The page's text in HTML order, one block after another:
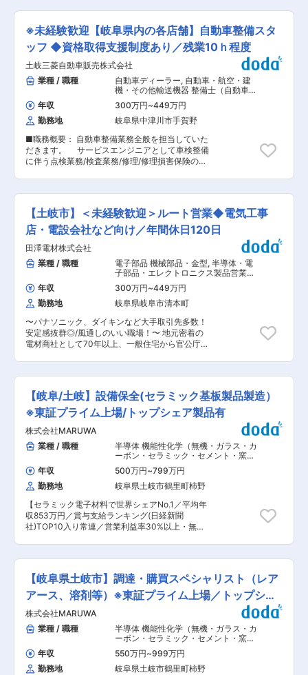
的であり、 25年度設備投資額は 24年度約78億
円 → 25年度約150〜200億円の予定となって
おります。 ◇技術力 素材の開発から製造までを
一貫して行っており、他社にはない高い技術力が
強みです。 MARUWAのセラミックス部品は他社
製品よりも高い熱耐性を持っており、次世代通
信‘5G’‘6G’、EV（電気自動車）、半導体など次世
代を担う多くの業界に重宝されています。また難
易度の高いオーダーにも応えられる技術力から、
利益率は30%超えと高い利益率を誇っています。
◇社員を大切にする風土 快適なオフィス環境：開
放的なフリースペース／ビュッフェスタイルのカ
フェ／個別ブースの設置／フリーアドレス制導入
元：賞与支給ランキング(日経新聞社)…2024年夏
11位→2024年冬6位→2025年夏8位
KDDI一次代理店／東海・関東で約90店舗展開の
成長企業 ★ノルマなし！ビジネスマナーから学び
直せる◎今後役に立つ知識や営業・対人スキル身
につく ★平均年齢30.7歳！若手中心で相談がし
やすいフラットな職場◎突発的な出勤などもない
ので安心◎ ■職務内容： auショップでご来店さ
れたお客様に対する接客・受付をお任せ致します
■具体的には： ・料金収納手続き ・料金プラン
変更 ・機種変更 ・新規契約 ・故障対応 店内のレ
イアウトやPOPもみんなで企画したりしていま
す。 ■働き方： 休日の制度がしっかりしている
ため、毎月9〜11日間の休日が確保されておりま
す。 毎月3日間は、好きな日を指定出来る「希望
休」制度もあり、土日や連続での希望を出すこと
も可能。 ・年休120日＋リフレッシュ休暇(5連休)
＋月1回の有給取得推奨で年間130日以上の休みは
務など応相談） ・2連休・3連休も取得できます
・2ヶ月前に申請すれば10日間以上の長期連休も
取得できます ■評価制度： 販売力やお客さまか
ら声も評価の対象にしています。 優秀店長賞をは
じめとした表彰制度など、目に見える形でクリア
に評価します。 ■入社後： ・入社後〜3か月：ま
ずは料金プラン、機種変更、端末の使用方法の説
明など、一つひとつ学びます。 その後、教育担当
の先輩の横で仕事を見学。接客の流れやご案内方
法をしっかり見て覚えていただきます。 配属後は
必ず教育担当の先輩がつきます。 ■インセンティ
ブ・資格手当： 売上のインセンティブや、接客の
インセンティブで月々2〜3万円が月給にプラスさ
リア）の資格試験に合格すると、その時点からず
っと、1つの資格取得ごとに月々資格手当1万円を
最大で30〜40万円ほども増える可能性もありま
す 変更の範囲：会社の定める業務
※未経験歓迎【岐阜県内の各店舗】自動車整備スタ
ッフ ◆資格取得支援制度あり／残業10ｈ程度
土岐三菱自動車販売株式会社
業種 / 職種
自動車ディーラー, 自動車・航空・建
機・その他輸送機器 整備士（自動車・
建機・航空機など）
年収 300万円~449万円
勤務地
岐阜県中津川市手賀野
■職務概要： 自動車整備業務全般を担当していた
だきます。 サービスエンジニアとして車検整備
に伴う点検業務/検査業務/修理/修理損害保険の代
す。 ■1日の仕事の流れ ・ AM 9：30 朝礼・診
断書チェック・スケジュール確認 ・ AM 10：
00 12ヵ月点検車の整備（2台〜3台） ・ PM
1：00 点検引き受け車の受け取りと整備 ・
PM 3：00 お客様対応（修理内容のご説明な
ど） ■仕事の魅力： 「会社名でなく、個人名で
呼ばれる。人が中心の仕事だから」 お客様のカ
ーライフをしっかりサポートし信頼関係を築き、
新車を納めた後も、定期点検や車検等をサポート
して長くお付き合いさせて頂くことにより絆を深
め、次の買い替えやお客様の紹介につなげるとい
の研修あり ・社会人としての心構え/サービス、
専門技術研修など、お客様に質の良いサービスを
提供するため研修体制を強化しています ■働き
方： 残業時間は月平均10時間程度で、繁忙期の
士５名 UCAR中津川店：整備士４名 ※営業社員
もいるため、営業要素はほとんどありません ■当
社の特徴/魅力： ・「三菱自動車について」 三菱
自動車は“EVで先駆け、『人と地球との共生を目
指す』”というグループ環境ビジョンを掲げ、走
る歓びと環境性能を併せ持つクルマづくりを追
求。低炭素社会の早期実現に向けた取り組みを推
進しています。 ・社内の風通しがよく、自由に意
見を出し合いながら和気あいあいと仕事に取り組
むことができます。また産休や育児休暇等の制度
も整っております。 変更の範囲：会社の定める業
務
【土岐市】＜未経験歓迎＞ルート営業◆電気工事
店・電設会社など向け／年間休日120日
田澤電材株式会社
業種 / 職種
電子部品 機械部品・金型, 半導体・電
子部品・エレクトロニクス製品営業
（国内） その他法人営業（既存・ルー
トセールス中心）
年収 300万円~449万円
勤務地
岐阜県岐阜市清本町
〜パナソニック、ダイキンなど大手取引先多数！
安定感抜群◎/風通しのいい職場！〜 地元密着の
電材商社として70年以上、一般住宅から官公庁物
も多数あり。 お客様のニーズに素早くお応えし、
岐阜のまちを明るくしましょう。 ■業務内容：
電気工事店、電設会社に電気工事にまつわるもの
を卸しています。 照明、エアコン、換気扇、配線
器具、電気のスイッチ、電線など幅広く扱ってい
ますが、お客様から見積もりの依頼や電話対応、
定期訪問などの営業活動をお任せします。 ■営業
スタイル： 既存顧客に対するルート営業をしてい
ただきます。担当数は1人当たりの10〜15社程度
です。 新規開拓のための飛び込み営業、テレアポ
はありません。 顧客との信頼関係を深め、自分の
ファンを増やす、売上を向上させるお仕事です。
■具体的には・・・ ・顧客のニーズ抽出・提案、
見積書等の書類作成 ・メーカーへの発注業務、進
捗調整・納品対応 ・取引先との深耕、訪問し潜在
ニーズの引き出し ※先輩社員や各部署との連携の
方は５名おります。 年齢のボリュームゾーンは
40代後半です。 サポート役として営業事務社員
も数名在籍しています。 初めは多い商品について
わからないことも多いと思いますが、先輩社員も
通ってきたのでサポート体制など気軽に聞くこと
のできる環境です。 ■入社後の流れ／研修制度：
OJT体制で見積書の作成や発注、出荷業務、先輩
と同行して営業活動をしていきます。また
Panasonicやダイキンなどのメーカー研修に参加
【岐阜/土岐】設備保全(セラミック基板製品製造）
※東証プライム上場/トップシェア製品有
株式会社MARUWA
業種 / 職種
半導体 機能性化学（無機・ガラス・カ
ーボン・セラミック・セメント・窯
業）, 設備保全 設備立ち上げ・設計
（機械設計）
年収 500万円~799万円
勤務地
岐阜県土岐市鶴里町柿野
【セラミック電子材料で世界シェアNo.1／平均年
収853万円／賞与支給ランキング(日経新聞
社)TOP10入り常連／営業利益率30%以上・無借
す。 ■業務詳細 ・予防保全、計画保全の計画や
実行 ・設備故障に対する修理対応等 ※ご経験、得
意分野に応じて業務をご担当いただきます。 ■担
当製品： 窒化アルミニウム基板、窒化ケイ素基板
など ■この仕事の面白さ・魅力： セラミック基
板製造における設備全般（シート成型機、プレス
機、加熱炉、洗浄装置等）の技術業務をお任せし
ます。 新規工場・設備導入に伴いご経験を活かし
ながら、幅広くセラミック製造装置の設備技術の
ご経験を積むことが可能です。 ■入社後のキャリ
アパス：将来的に以下いずれの選択肢もありま
【岐阜県土岐市】調達・購買スペシャリスト（レア
アース、溶剤等）※東証プライム上場／トップシェ
ア製品有
株式会社MARUWA
業種 / 職種
半導体 機能性化学（無機・ガラス・カ
ーボン・セラミック・セメント・窯
業）, 購買・調達・バイヤー・MD 間接
購買・総務購買
年収 550万円~999万円
勤務地
岐阜県土岐市鶴里町柿野